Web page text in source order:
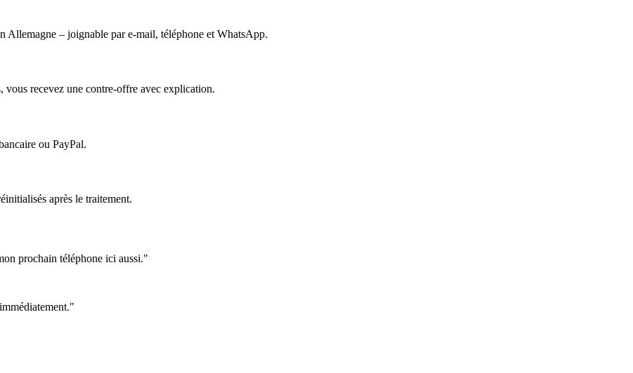
Allemagne – joignable par e-mail, téléphone et WhatsApp.
vous recevez une contre-offre avec explication.
ou PayPal.
après le traitement.
prochain téléphone ici aussi."